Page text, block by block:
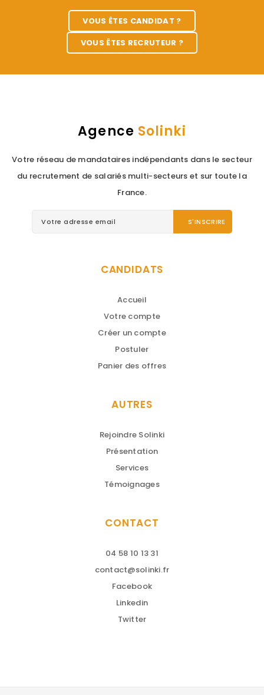
VOUS ÊTES CANDIDAT ?
VOUS ÊTES RECRUTEUR ?
Agence Solinki
Votre réseau de mandataires indépendants dans le secteur
du recrutement de salariés multi-secteurs et sur toute la
France.
CANDIDATS
Accueil
Votre compte
Créer un compte
Postuler
Panier des offres
AUTRES
Rejoindre Solinki
Présentation
Services
Témoignages
CONTACT
04 58 10 13 31
contact@solinki.fr
Facebook
Linkedin
Twitter